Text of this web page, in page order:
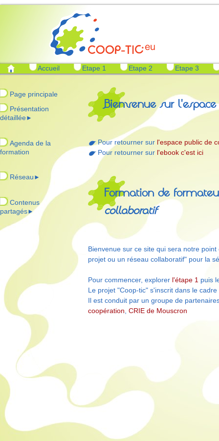
Accueil Etape 1 Etape 2 Etape 3
Page principale
Présentation
détaillée►
Agenda de la
formation
Réseau ►
Contenus
partagés►
Bienvenue sur
Pour retourner sur l'espace public de
Pour retourner sur l'ebook c'est ici
Formation de
collaboratif
Bienvenue sur ce site qui sera notre
projet ou un réseau collaboratif" pour la
Pour commencer, explorer l'étape 1 puis
Le projet "Coop-tic" s'inscrit dans le
Il est conduit par un groupe de
coopération CRIE de Mouscron